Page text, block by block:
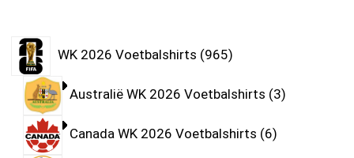
WK 2026 Voetbalshirts 965
Australië WK 2026 Voetbalshirts 3
Canada WK 2026 Voetbalshirts 6